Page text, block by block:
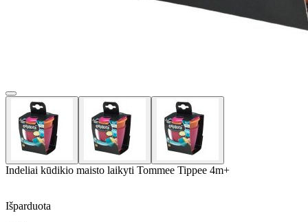
Indeliai kūdikio maisto laikyti Tommee Tippee 4m+
Išparduota